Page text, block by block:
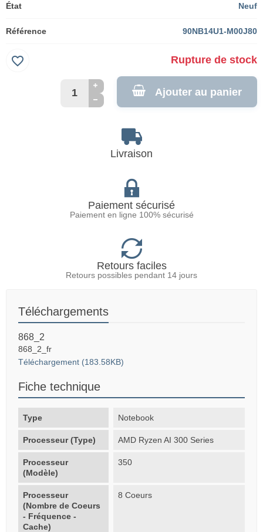
État Neuf
Référence 90NB14U1-M00J80
Rupture de stock
Ajouter au panier
favorite_border
Livraison
Paiement sécurisé
Paiement en ligne 100% sécurisé
Retours faciles
Retours possibles pendant 14 jours
Téléchargements
868_2
868_2_fr
Téléchargement (183.58KB)
Fiche technique
Type Notebook
Processeur (Type) AMD Ryzen AI 300 Series
Processeur
(Modèle)
350
Processeur
(Nombre de Coeurs
- Fréquence -
Cache)
8 Coeurs